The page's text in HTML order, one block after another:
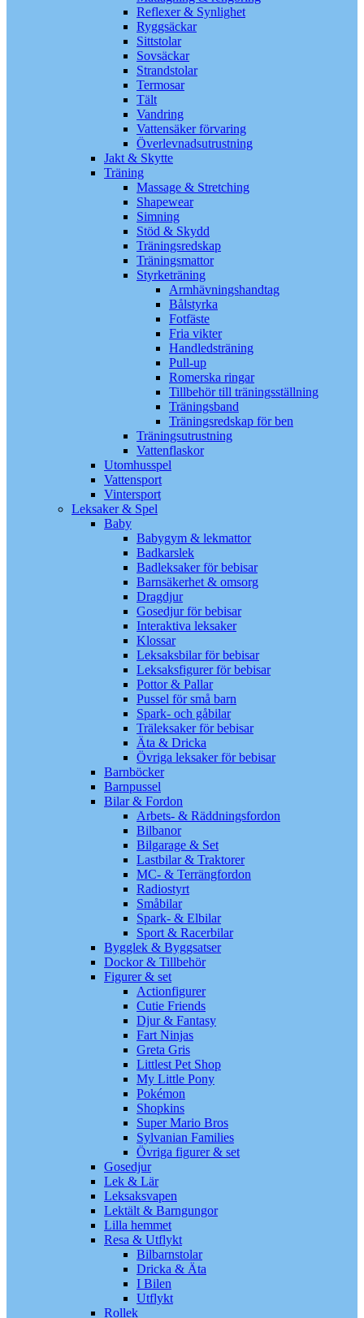
Reflexer & Synlighet
Ryggsäckar
Sittstolar
Sovsäckar
Strandstolar
Termosar
Tält
Vandring
Vattensäker förvaring
Överlevnadsutrustning
Jakt & Skytte
Träning
Massage & Stretching
Shapewear
Simning
Stöd & Skydd
Träningsredskap
Träningsmattor
Styrketräning
Armhävningshandtag
Bålstyrka
Fotfäste
Fria vikter
Handledsträning
Pull-up
Romerska ringar
Tillbehör till träningsställning
Träningsband
Träningsredskap för ben
Träningsutrustning
Vattenflaskor
Utomhusspel
Vattensport
Vintersport
Leksaker & Spel
Baby
Babygym & lekmattor
Badkarslek
Badleksaker för bebisar
Barnsäkerhet & omsorg
Dragdjur
Gosedjur för bebisar
Interaktiva leksaker
Klossar
Leksaksbilar för bebisar
Leksaksfigurer för bebisar
Pottor & Pallar
Pussel för små barn
Spark- och gåbilar
Träleksaker för bebisar
Äta & Dricka
Övriga leksaker för bebisar
Barnböcker
Barnpussel
Bilar & Fordon
Arbets- & Räddningsfordon
Bilbanor
Bilgarage & Set
Lastbilar & Traktorer
MC- & Terrängfordon
Radiostyrt
Småbilar
Spark- & Elbilar
Sport & Racerbilar
Bygglek & Byggsatser
Dockor & Tillbehör
Figurer & set
Actionfigurer
Cutie Friends
Djur & Fantasy
Fart Ninjas
Greta Gris
Littlest Pet Shop
My Little Pony
Pokémon
Shopkins
Super Mario Bros
Sylvanian Families
Övriga figurer & set
Gosedjur
Lek & Lär
Leksaksvapen
Lektält & Barngungor
Lilla hemmet
Resa & Utflykt
Bilbarnstolar
Dricka & Äta
I Bilen
Utflykt
Rollek